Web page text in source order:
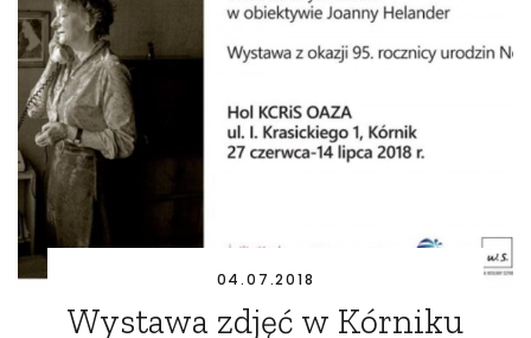
04.07.2018
Wystawa zdjęć w Kórniku